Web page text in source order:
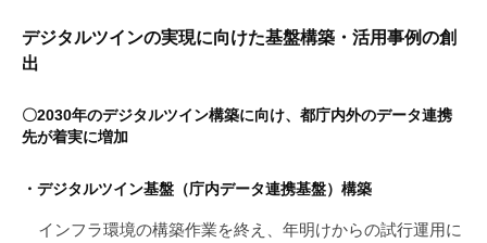
デジタルツインの実現に向けた基盤構築・活用事例の創
出
〇2030年のデジタルツイン構築に向け、都庁内外のデータ連携
先が着実に増加
・デジタルツイン基盤（庁内データ連携基盤）構築
インフラ環境の構築作業を終え、年明けからの試行運用に